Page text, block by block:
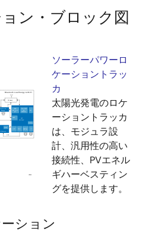
ン・ブロック図
ソーラーパワーロ
ケーショントラッ
カ
太陽光発電のロケ
ーショントラッカ
は、モジュラ設
計、汎用性の高い
接続性、PVエネル
ギハーベスティン
グを提供します。
ション